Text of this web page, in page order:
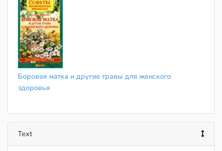
Боровая матка и другие травы для женского
здоровья
Text